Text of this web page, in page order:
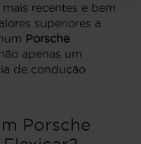
recentes e bem
superiores a
Porsche
apenas um
de condução
Porsche